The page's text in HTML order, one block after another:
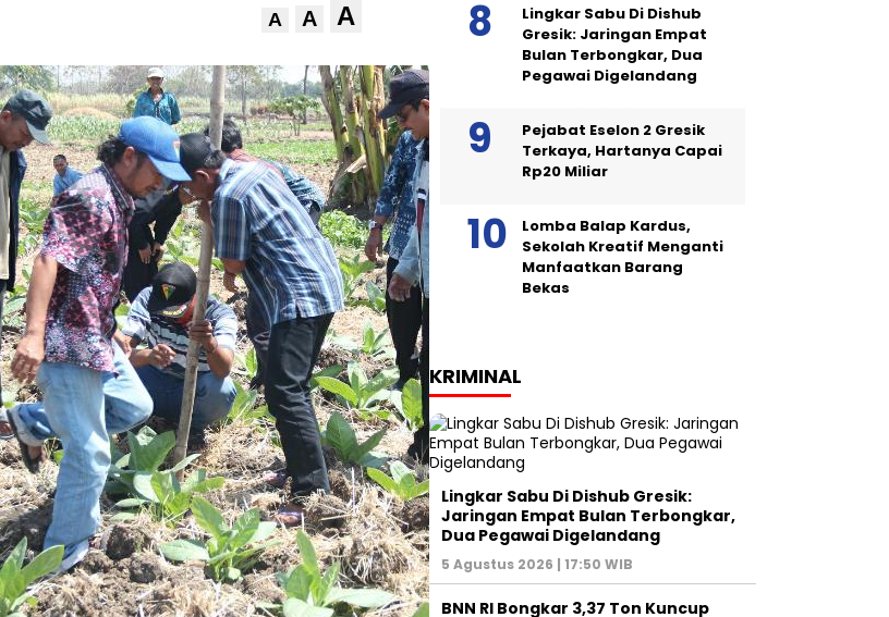
A A A
Lingkar Sabu Di Dishub
Gresik: Jaringan Empat
Bulan Terbongkar, Dua
Pegawai Digelandang
Pejabat Eselon 2 Gresik
Terkaya, Hartanya Capai
Rp20 Miliar
Lomba Balap Kardus,
Sekolah Kreatif Menganti
Manfaatkan Barang
Bekas
KRIMINAL
Lingkar Sabu Di Dishub Gresik:
Jaringan Empat Bulan Terbongkar,
Dua Pegawai Digelandang
5 Agustus 2026 | 17:50 WIB
BNN RI Bongkar 3,37 Ton Kuncup